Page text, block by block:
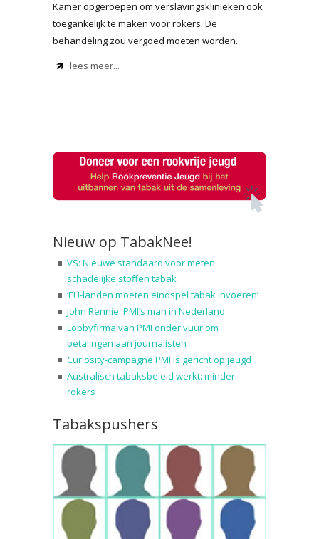
Kamer opgeroepen om verslavingsklinieken ook
toegankelijk te maken voor rokers. De
behandeling zou vergoed moeten worden.
lees meer...
Nieuw op TabakNee!
VS: Nieuwe standaard voor meten
schadelijke stoffen tabak
‘EU-landen moeten eindspel tabak invoeren’
John Rennie: PMI’s man in Nederland
Lobbyfirma van PMI onder vuur om
betalingen aan journalisten
Curiosity-campagne PMI is gericht op jeugd
Australisch tabaksbeleid werkt: minder
rokers
Tabakspushers